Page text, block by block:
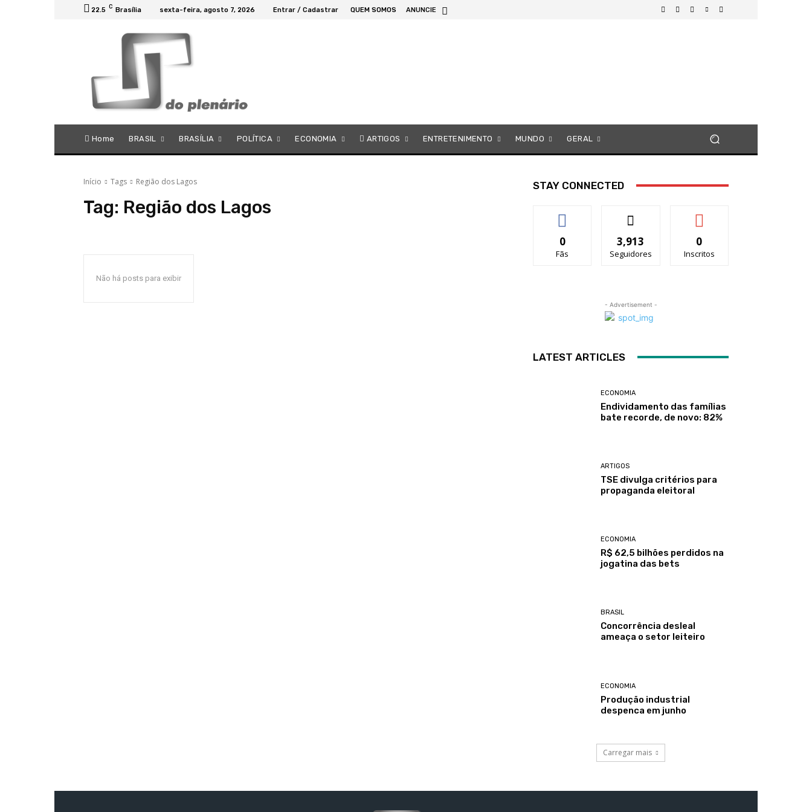
22.5 C Brasília sexta-feira, agosto 7, 2026 Entrar / Cadastrar QUEM SOMOS ANUNCIE
Home BRASIL BRASÍLIA POLÍTICA ECONOMIA ARTIGOS ENTRETENIMENTO MUNDO GERAL
Início Tags Região dos Lagos
Tag: Região dos Lagos
Não há posts para exibir
STAY CONNECTED
0
Fãs
3,913
Seguidores
0
Inscritos
- Advertisement -
LATEST ARTICLES
ECONOMIA
Endividamento das famílias
bate recorde, de novo: 82%
ARTIGOS
TSE divulga critérios para
propaganda eleitoral
ECONOMIA
R$ 62,5 bilhões perdidos na
jogatina das bets
BRASIL
Concorrência desleal
ameaça o setor leiteiro
ECONOMIA
Produção industrial
despenca em junho
Carregar mais